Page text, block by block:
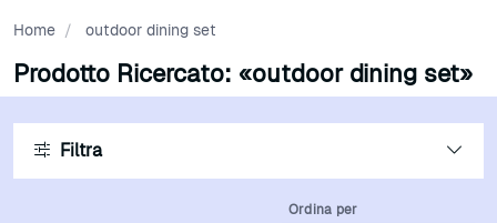
Home / outdoor dining set
Prodotto Ricercato: «outdoor dining set»
Filtra
Ordina per